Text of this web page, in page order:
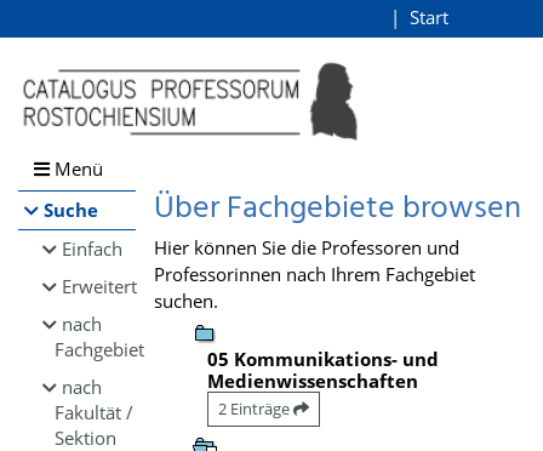
Browsen
direkt zum Inhalt
Start
Menü
Suche
Einfach
Erweitert
nach
Fachgebiet
nach
Fakultät /
Sektion
Über Fachgebiete browsen
Hier können Sie die Professoren und
Professorinnen nach Ihrem Fachgebiet
suchen.
05 Kommunikations- und
Medienwissenschaften
2 Einträge